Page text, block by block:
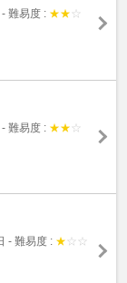
- 難易度 : ★★ ☆
- 難易度 : ★★ ☆
- 難易度 : ★ ☆ ☆